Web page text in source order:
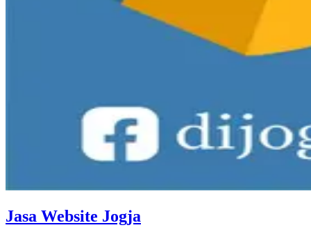
Jasa Website Jogja